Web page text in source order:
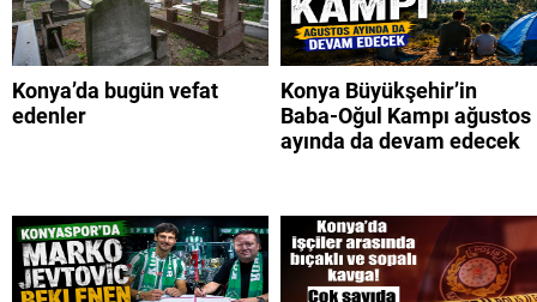
Konya’da bugün vefat
edenler
Konya Büyükşehir’in
Baba-Oğul Kampı ağustos
ayında da devam edecek